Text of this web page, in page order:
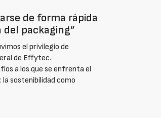
de forma rápida
packaging”
el privilegio de
de Effytec.
a los que se enfrenta el
sostenibilidad como